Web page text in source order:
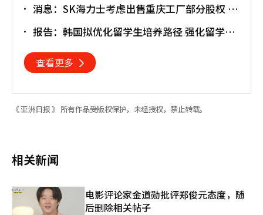
消息：SK海力士考虑出售重庆工厂部分股权 估
报告：韩国拟优化留学生培养路径 强化留学就
查看更多
《 亚洲日报 》 所有作品受版权保护，未经授权，禁止转载。
相关新闻
电影评论家金道勋批评郑俊元态度，随
后删除相关帖子